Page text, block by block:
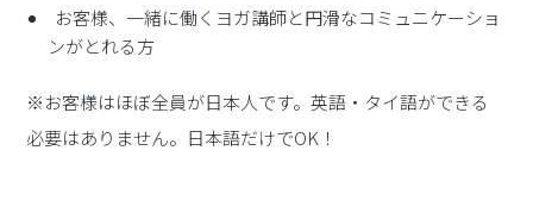
お客様、一緒に働くヨガ講師と円滑なコミュニケーショ
ンがとれる方
※お客様はほぼ全員が日本人です。英語・タイ語ができる
必要はありません。日本語だけでOK！